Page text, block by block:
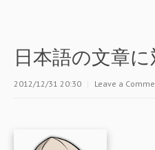
日本語の文章
2012/12/31 20:30 Leave a